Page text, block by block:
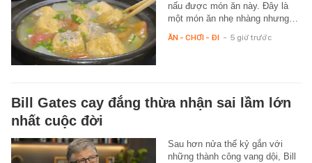
nấu được món ăn này. Đây là
một món ăn nhẹ nhàng nhưng…
ĂN - CHƠI - ĐI - 5 giờ trước
Bill Gates cay đắng thừa nhận sai lầm lớn
nhất cuộc đời
Sau hơn nửa thế kỷ gắn với
những thành công vang dội, Bill